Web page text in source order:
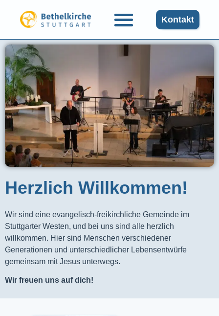
Kontakt
Herzlich Willkommen!
Wir sind eine evangelisch-freikirchliche Gemeinde im
Stuttgarter Westen, und bei uns sind alle herzlich
willkommen. Hier sind Menschen verschiedener
Generationen und unterschiedlicher Lebensentwürfe
gemeinsam mit Jesus unterwegs.
Wir freuen uns auf dich!